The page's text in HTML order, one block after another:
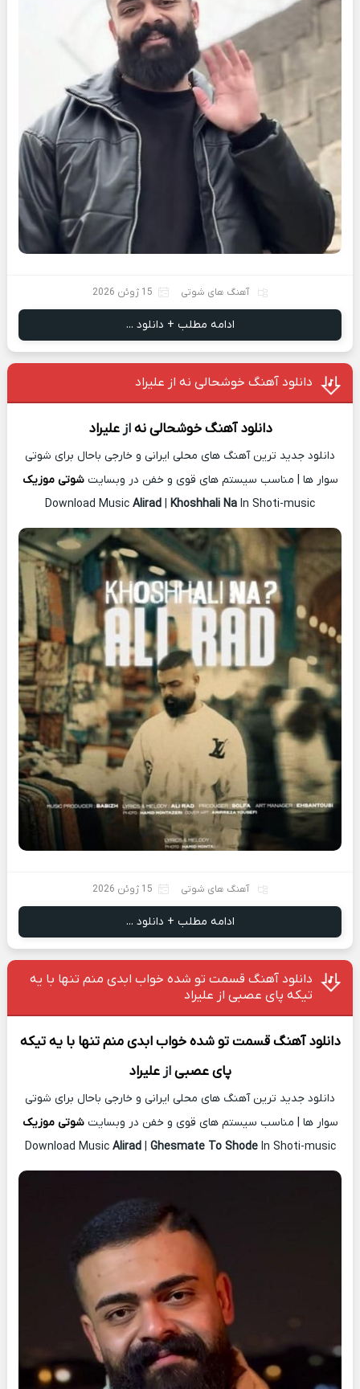
آهنگ های شوتی 15 ژوئن 2026
ادامه مطلب + دانلود ...
دانلود آهنگ خوشحالی نه از علیراد
دانلود آهنگ خوشحالی نهازعلیراد
دانلود جدید ترین آهنگ های محلی ایرانی و خارجی باحال برای شوتی
سوار ها | مناسب سیستم های قوی و خفن در وبسایتشوتی موزیک
Download Music Alirad | Khoshhali Na In Shoti-music
آهنگ های شوتی 15 ژوئن 2026
ادامه مطلب + دانلود ...
دانلود آهنگ قسمت تو شده خواب ابدی منم تنها با یه
تیکه پای عصبی از علیراد
دانلود آهنگ قسمت تو شده خواب ابدی منم تنها با یه تیکه
پای عصبیازعلیراد
دانلود جدید ترین آهنگ های محلی ایرانی و خارجی باحال برای شوتی
سوار ها | مناسب سیستم های قوی و خفن در وبسایتشوتی موزیک
Download Music Alirad| Ghesmate To ShodeIn Shoti-music